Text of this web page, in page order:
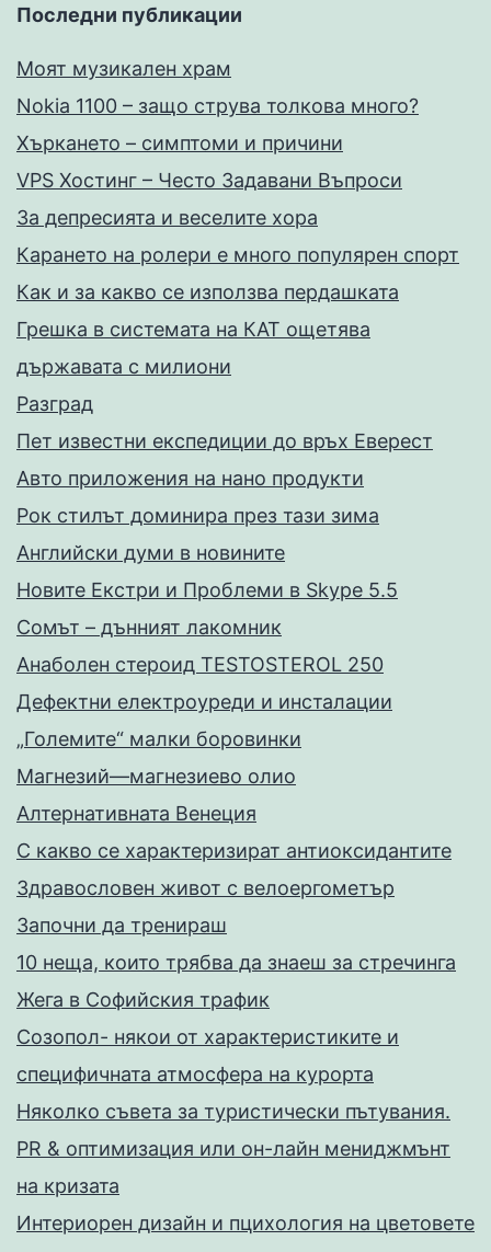
Последни публикации
Моят музикален храм
Nokia 1100 – защо струва толкова много?
Хъркането – симптоми и причини
VPS Хостинг – Често Задавани Въпроси
За депресията и веселите хора
Карането на ролери е много популярен спорт
Как и за какво се използва пердашката
Грешка в системата на КАТ ощетява
държавата с милиони
Разград
Пет известни експедиции до връх Еверест
Авто приложения на нано продукти
Рок стилът доминира през тази зима
Английски думи в новините
Новите Екстри и Проблеми в Skype 5.5
Сомът – дънният лакомник
Анаболен стероид TESTOSTEROL 250
Дефектни електроуреди и инсталации
„Големите“ малки боровинки
Магнезий—магнезиево олио
Алтернативната Венеция
С какво се характеризират антиоксидантите
Здравословен живот с велоергометър
Запoчни да тренираш
10 неща, които трябва да знаеш за стречинга
Жега в Софийския трафик
Созопол- някои от характеристиките и
специфичната атмосфера на курорта
Няколко съвета за туристически пътувания.
PR & оптимизация или он-лайн мениджмънт
на кризата
Интериорен дизайн и пцихология на цветовете